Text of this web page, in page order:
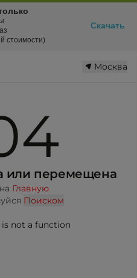
Москва
или перемещена
Главную
Поиском
is not a function
стоимости)
Скачать